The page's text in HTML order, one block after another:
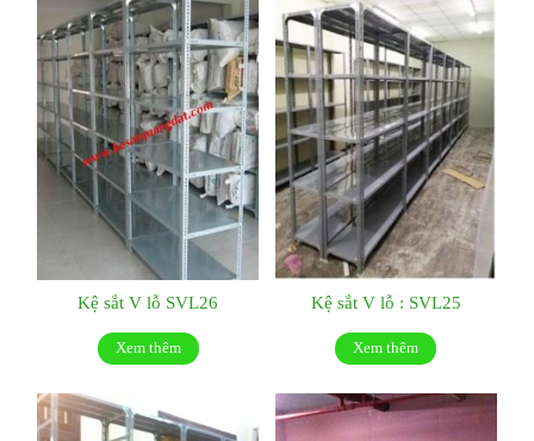
Kệ sắt V lỗ SVL26
Xem thêm
Kệ sắt V lỗ : SVL25
Xem thêm